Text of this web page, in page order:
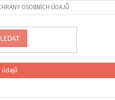
OSOBNÍCH ÚDAJŮ